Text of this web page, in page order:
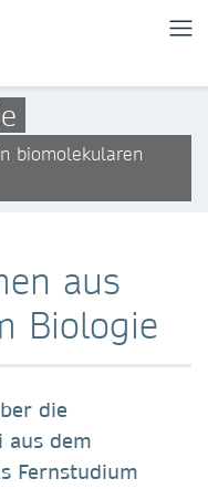
biomolekularen
aus
Biologie
die
aus dem
Fernstudium